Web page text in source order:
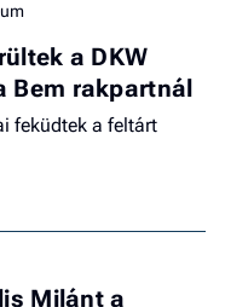
a DKW
Bem rakpartnál
feküdtek a feltárt
Milánt a